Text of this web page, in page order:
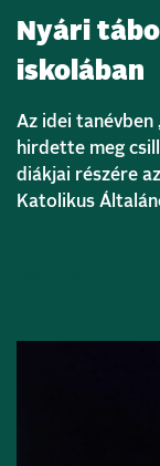
Nyári
iskolában
Az idei tanévben
hirdette meg
diákjai részére
Katolikus